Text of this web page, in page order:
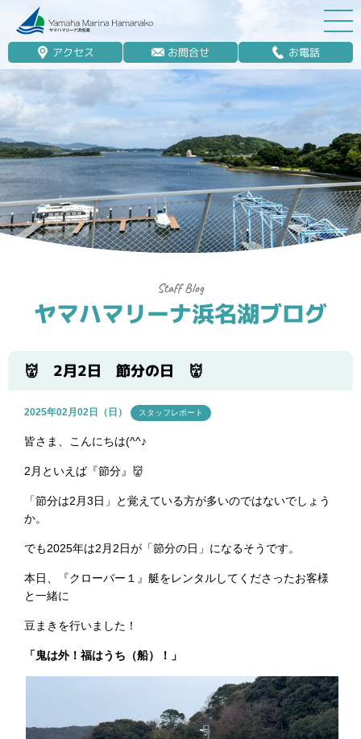
アクセス お問合せ お電話
マリーナ案内
船舶免許
マリンレジャー
マリーナステイ
レンタルボート
ボート販売
艤装
ブログ
ヤマハマリーナ浜名湖ブログ
👹 2月2日 節分の日 👹
2025年02月02日（日） スタッフレポート
皆さま、こんにちは(^^♪
2月といえば『節分』👹
「節分は2月3日」と覚えている方が多いのではないでしょう
か。
でも2025年は2月2日が「節分の日」になるそうです。
本日、『クローバー１』艇をレンタルしてくださったお客様
と一緒に
豆まきを行いました！
「鬼は外！福はうち（船）！」